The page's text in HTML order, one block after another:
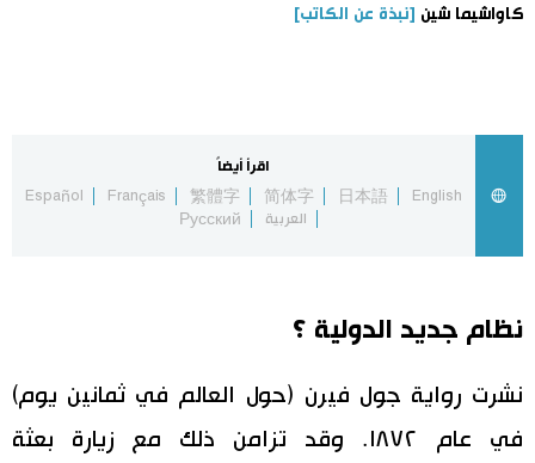
اليابان في فيديو
موسوعة اليابان
كاواشيما شين [نبذة عن الكاتب]
اقرأ أيضاً
English
日本語
简体字
繁體字
Français
Español
العربية
Русский
نظام جديد الدولية ؟
نشرت رواية جول فيرن (حول العالم في ثمانين يوم)
في عام ١٨٧٢. وقد تزامن ذلك مع زيارة بعثة